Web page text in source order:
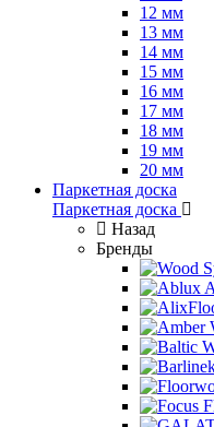
12 мм
13 мм
14 мм
15 мм
16 мм
17 мм
18 мм
19 мм
20 мм
Паркетная доска
Паркетная доска
Назад
Бренды